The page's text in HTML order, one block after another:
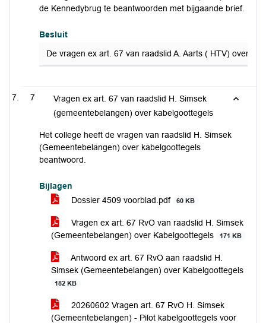
de Kennedybrug te beantwoorden met bijgaande brief.
Besluit
De vragen ex art. 67 van raadslid A. Aarts ( HTV) over
7
Vragen ex art. 67 van raadslid H. Simsek
(gemeentebelangen) over kabelgoottegels
Het college heeft de vragen van raadslid H. Simsek
(Gemeentebelangen) over kabelgoottegels
beantwoord.
Bijlagen
Dossier 4509 voorblad.pdf
60 KB
Vragen ex art. 67 RvO van raadslid H. Simsek
(Gemeentebelangen) over Kabelgoottegels
171 KB
Antwoord ex art. 67 RvO aan raadslid H.
Simsek (Gemeentebelangen) over Kabelgoottegels
182 KB
20260602 Vragen art. 67 RvO H. Simsek
(Gemeentebelangen) - Pilot kabelgoottegels voor